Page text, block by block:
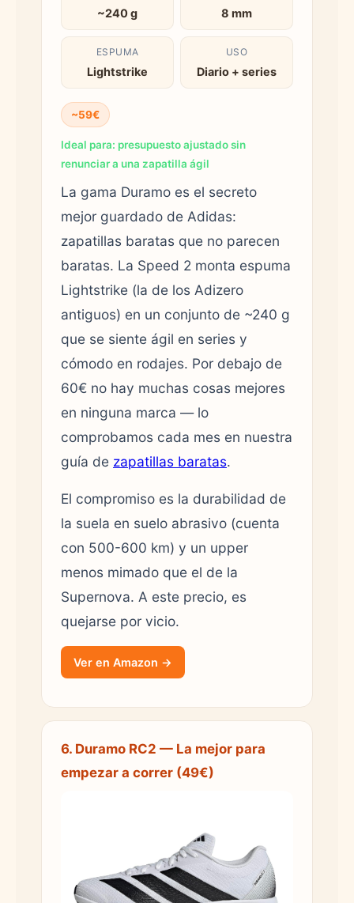
~240 g 8 mm
ESPUMA
Lightstrike
USO
Diario + series
~59€
Ideal para: presupuesto ajustado sin
renunciar a una zapatilla ágil
La gama Duramo es el secreto
mejor guardado de Adidas:
zapatillas baratas que no parecen
baratas. La Speed 2 monta espuma
Lightstrike (la de los Adizero
antiguos) en un conjunto de ~240 g
que se siente ágil en series y
cómodo en rodajes. Por debajo de
60€ no hay muchas cosas mejores
en ninguna marca — lo
comprobamos cada mes en nuestra
guía de zapatillas baratas.
El compromiso es la durabilidad de
la suela en suelo abrasivo (cuenta
con 500-600 km) y un upper
menos mimado que el de la
Supernova. A este precio, es
quejarse por vicio.
Ver en Amazon →
6. Duramo RC2 — La mejor para
empezar a correr (49€)